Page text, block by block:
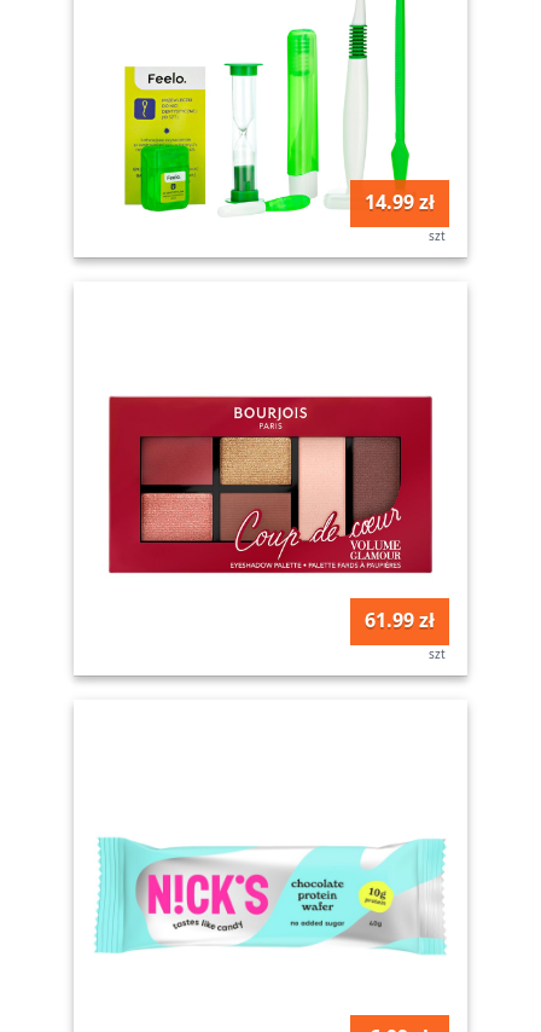
14.99 zł
szt
61.99 zł
szt